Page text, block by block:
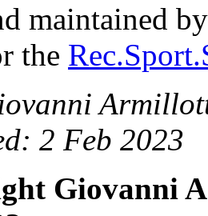
maintained
the
2 Feb 2023
Giovanni